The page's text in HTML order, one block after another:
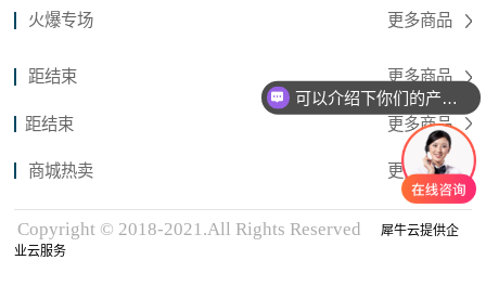
火爆专场 更多商品
距结束 更多商品
距结束 更多商品
商城热卖 更多商品
Copyright © 2018-2021.All Rights Reserved
犀牛云提供企
业云服务